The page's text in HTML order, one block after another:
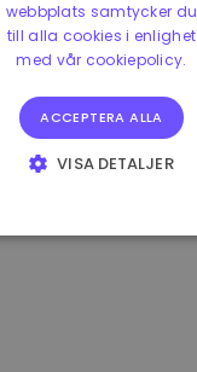
webbplats samtycker du
till alla cookies i enlighet
med vår cookiepolicy.
ACCEPTERA ALLA
VISA DETALJER